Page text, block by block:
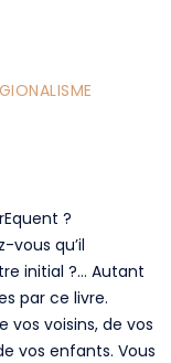
?
vous qu’il
initial ?… Autant
par ce livre.
vos voisins, de vos
vos enfants. Vous